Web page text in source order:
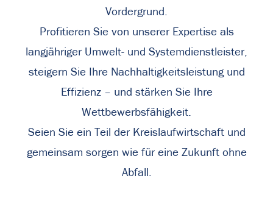
Vordergrund.
Profitieren Sie von unserer Expertise als
langjähriger Umwelt- und Systemdienstleister,
steigern Sie Ihre Nachhaltigkeitsleistung und
Effizienz – und stärken Sie Ihre
Wettbewerbsfähigkeit.
Seien Sie ein Teil der Kreislaufwirtschaft und
gemeinsam sorgen wie für eine Zukunft ohne
Abfall.